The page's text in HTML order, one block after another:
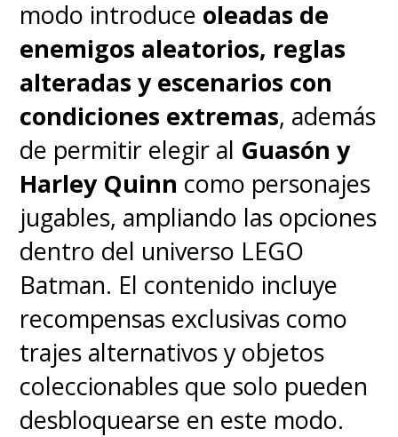
modo introduce oleadas de
enemigos aleatorios, reglas
alteradas y escenarios con
condiciones extremas, además
de permitir elegir al Guasón y
Harley Quinn como personajes
jugables, ampliando las opciones
dentro del universo LEGO
Batman. El contenido incluye
recompensas exclusivas como
trajes alternativos y objetos
coleccionables que solo pueden
desbloquearse en este modo.